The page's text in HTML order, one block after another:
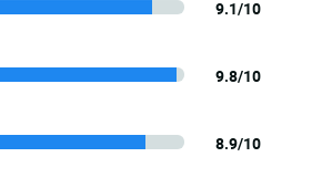
9.1/10
9.8/10
8.9/10